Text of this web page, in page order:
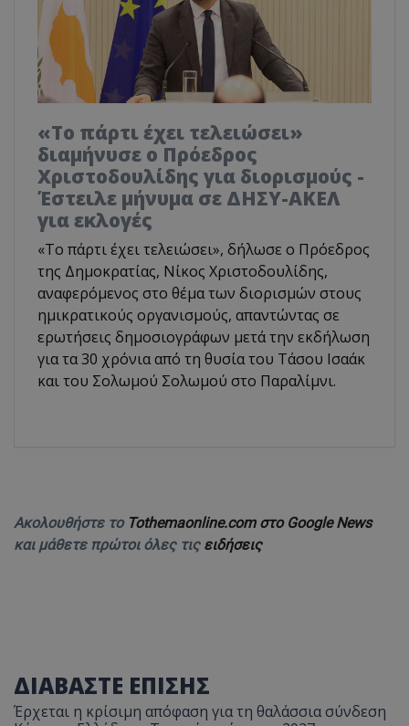
«Το πάρτι έχει τελειώσει»
διαμήνυσε ο Πρόεδρος
Χριστοδουλίδης για διορισμούς -
Έστειλε μήνυμα σε ΔΗΣΥ-ΑΚΕΛ
για εκλογές
«Το πάρτι έχει τελειώσει», δήλωσε ο Πρόεδρος
της Δημοκρατίας, Νίκος Χριστοδουλίδης,
αναφερόμενος στο θέμα των διορισμών στους
ημικρατικούς οργανισμούς, απαντώντας σε
ερωτήσεις δημοσιογράφων μετά την εκδήλωση
για τα 30 χρόνια από τη θυσία του Τάσου Ισαάκ
και του Σολωμού Σολωμού στο Παραλίμνι.
Ακολουθήστε το Tothemaonline.com στο Google News
και μάθετε πρώτοι όλες τις ειδήσεις
ΔΙΑΒΑΣΤΕ ΕΠΙΣΗΣ
Έρχεται η κρίσιμη απόφαση για τη θαλάσσια σύνδεση